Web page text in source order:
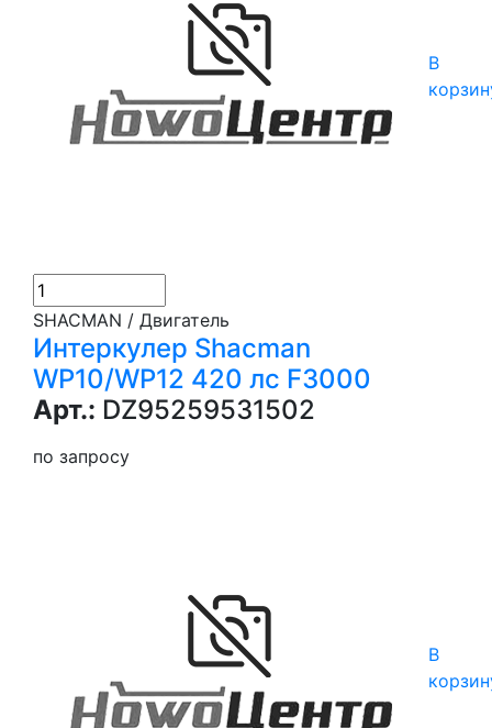
В
SHACMAN / Двигатель
Интеркулер Shacman
WP10/WP12 420 лс F3000
Арт.: DZ95259531502
по запросу
В